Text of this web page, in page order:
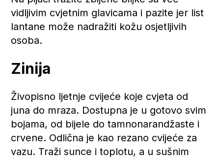
vidljivim cvjetnim glavicama i pazite jer list
lantane može nadražiti kožu osjetljivih
osoba.
Zinija
Živopisno ljetnje cvijeće koje cvjeta od
juna do mraza. Dostupna je u gotovo svim
bojama, od bijele do tamnonarandžaste i
crvene. Odlična je kao rezano cvijeće za
vazu. Traži sunce i toplotu, a u sušnim